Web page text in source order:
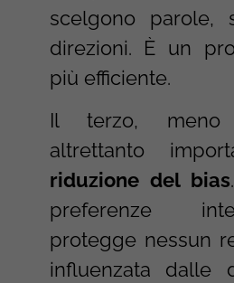
scelgono parole,
direzioni. È un
più efficiente.
Il terzo,
altrettanto
riduzione del bias
preferenze
protegge nessun
influenzata dalle